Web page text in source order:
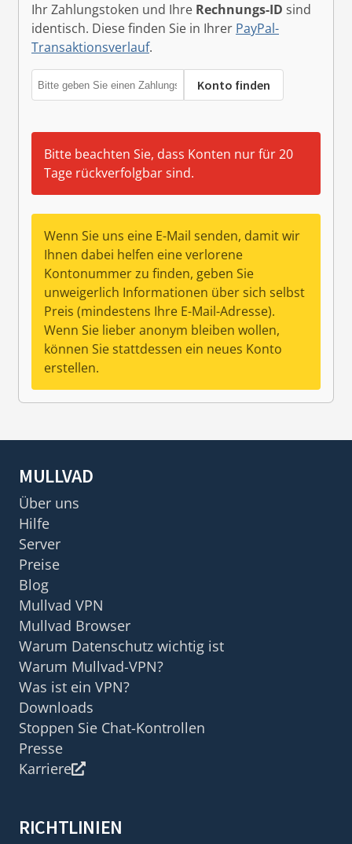
Ihr Zahlungstoken und Ihre Rechnungs-ID sind
identisch. Diese finden Sie in Ihrer PayPal-
Transaktionsverlauf.
Konto finden
Bitte beachten Sie, dass Konten nur für 20
Tage rückverfolgbar sind.
Wenn Sie uns eine E-Mail senden, damit wir
Ihnen dabei helfen eine verlorene
Kontonummer zu finden, geben Sie
unweigerlich Informationen über sich selbst
Preis (mindestens Ihre E-Mail-Adresse).
Wenn Sie lieber anonym bleiben wollen,
können Sie stattdessen ein neues Konto
erstellen.
MULLVAD
Über uns
Hilfe
Server
Preise
Blog
Mullvad VPN
Mullvad Browser
Warum Datenschutz wichtig ist
Warum Mullvad-VPN?
Was ist ein VPN?
Downloads
Stoppen Sie Chat-Kontrollen
Presse
Karriere
RICHTLINIEN